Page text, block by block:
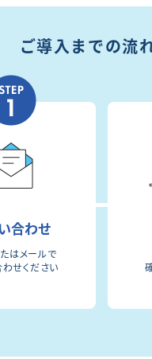
ご導入までの流
合わせ
はメールで
せください